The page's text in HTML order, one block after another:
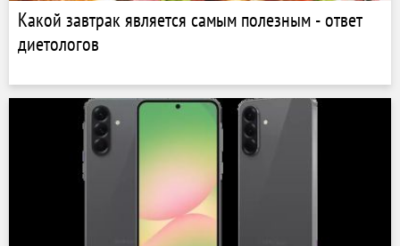
Какой завтрак является самым полезным - ответ
диетологов